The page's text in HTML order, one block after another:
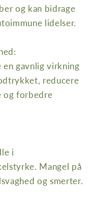
og kan bidrage
lidelser.
en gavnlig virkning
reducere
og forbedre
i
Mangel på
og smerter.